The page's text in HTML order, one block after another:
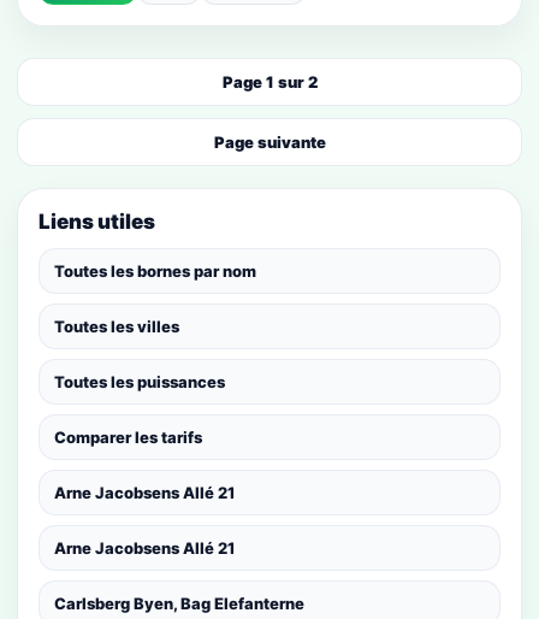
Page 1 sur 2
Page suivante
Liens utiles
Toutes les bornes par nom
Toutes les villes
Toutes les puissances
Comparer les tarifs
Arne Jacobsens Allé 21
Arne Jacobsens Allé 21
Carlsberg Byen, Bag Elefanterne